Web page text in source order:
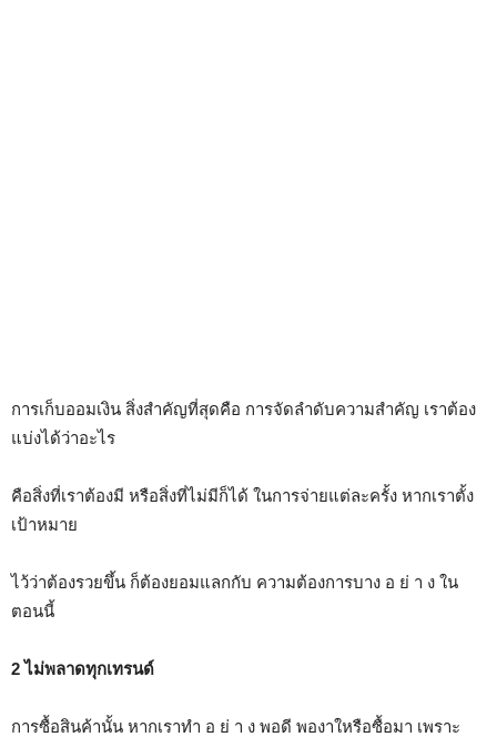
การเก็บออมเงิน สิ่งสำคัญที่สุดคือ การจัดลำดับความสำคัญ เราต้อง
แบ่งได้ว่าอะไร
คือสิ่งที่เราต้องมี หรือสิ่งที่ไม่มีก็ได้ ในการจ่ายแต่ละครั้ง หากเราตั้ง
เป้าหมาย
ไว้ว่าต้องรวยขึ้น ก็ต้องยอมแลกกับ ความต้องการบาง อ ย่ า ง ใน
ตอนนี้
2 ไม่พลาดทุกเทรนด์
การซื้อสินค้านั้น หากเราทำ อ ย่ า ง พอดี พองาใหรือซื้อมา เพราะ